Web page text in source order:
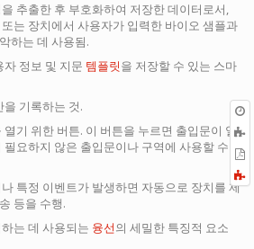
추출한 후 부호화하여 저장한 데이터로서,
는 장치에서 사용자가 입력한 바이오 샘플과
하는 데 사용됨.
자 정보 및 지문 템플릿을 저장할 수 있는 스마
을 기록하는 것.
열기 위한 버튼. 이 버튼을 누르면 출입문이 열
필요하지 않은 출입문이나 구역에 사용할 수
특정 이벤트가 발생하면 자동으로 장치를 제
등을 수행.
는 데 사용되는 융선의 세밀한 특징적 요소